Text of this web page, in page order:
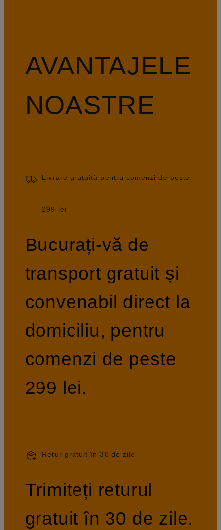
AVANTAJELE
NOASTRE
Livrare gratuită pentru comenzi de peste
299 lei
Bucurați-vă de
transport gratuit și
convenabil direct la
domiciliu, pentru
comenzi de peste
299 lei.
Retur gratuit în 30 de zile
Trimiteți returul
gratuit în 30 de zile.